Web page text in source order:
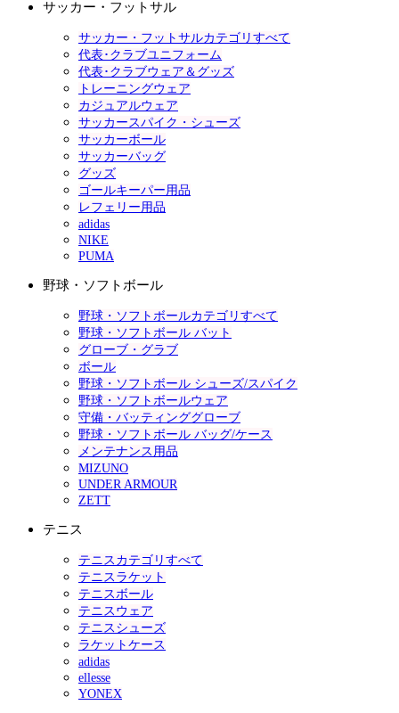
サッカー・フットサル
サッカー・フットサルカテゴリすべて
代表･クラブユニフォーム
代表･クラブウェア＆グッズ
トレーニングウェア
カジュアルウェア
サッカースパイク・シューズ
サッカーボール
サッカーバッグ
グッズ
ゴールキーパー用品
レフェリー用品
adidas
NIKE
PUMA
野球・ソフトボール
野球・ソフトボールカテゴリすべて
野球・ソフトボール バット
グローブ・グラブ
ボール
野球・ソフトボール シューズ/スパイク
野球・ソフトボールウェア
守備・バッティンググローブ
野球・ソフトボール バッグ/ケース
メンテナンス用品
MIZUNO
UNDER ARMOUR
ZETT
テニス
テニスカテゴリすべて
テニスラケット
テニスボール
テニスウェア
テニスシューズ
ラケットケース
adidas
ellesse
YONEX